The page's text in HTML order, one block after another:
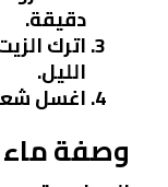
دقيقة.
اترك
الليل.
اغسل
وصفة